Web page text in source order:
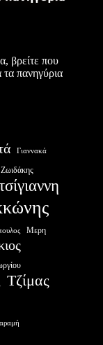
βρείτε που
τα πανηγύρια
Γιαννακά
Ζωιδάκης
Μερη
Τζίμας